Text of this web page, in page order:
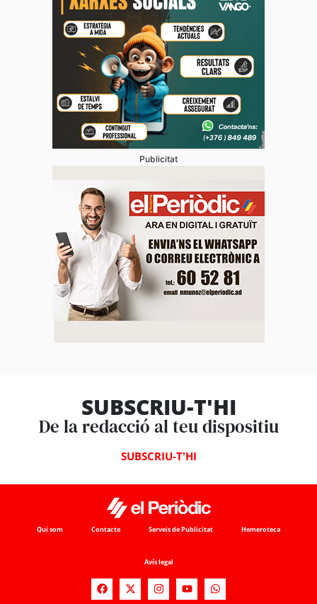
Publicitat
SUBSCRIU-T'HI
De la redacció al teu dispositiu
SUBSCRIU-T'HI
Qui som Contacte Serveis de Publicitat Hemeroteca
Avís legal